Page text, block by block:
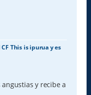
CF This is ipurua y es
y recibe a